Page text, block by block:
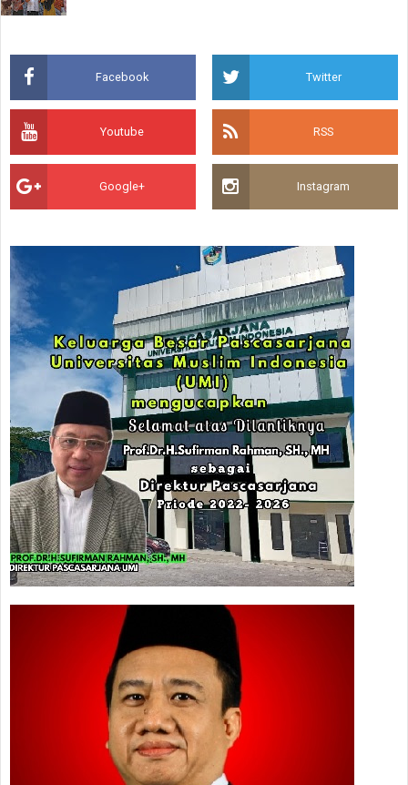
Facebook Twitter
Youtube RSS
Google+ Instagram